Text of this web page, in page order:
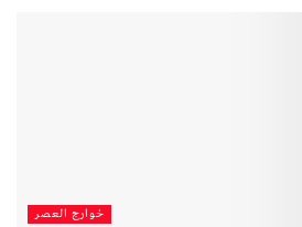
خوارج العصر